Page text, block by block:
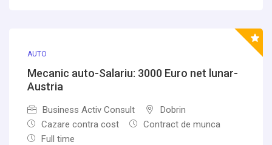
AUTO
Mecanic auto-Salariu: 3000 Euro net lunar-
Austria
Business Activ Consult
Dobrin
Cazare contra cost
Contract de munca
Full time